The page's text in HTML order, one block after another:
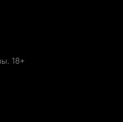
18+